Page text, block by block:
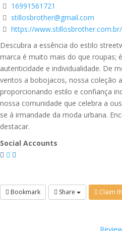
16991561721
stillosbrother@gmail.com
https://www.stillosbrother.com.br/
Descubra a essência do estilo
marca é muito mais do que roupas;
autenticidade e individualidade. De
ventos a bobojacos, nossa coleção
proporcionando estilo e confiança
nossa comunidade que celebra a
se à irmandade da moda urbana.
destacar.
Social Accounts
Bookmark Share Claim